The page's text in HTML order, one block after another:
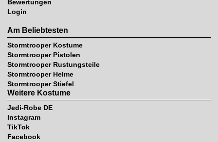
Bewertungen
Login
Am Beliebtesten
Stormtrooper Kostume
Stormtrooper Pistolen
Stormtrooper Rustungsteile
Stormtrooper Helme
Stormtrooper Stiefel
Weitere Kostume
Jedi-Robe DE
Instagram
TikTok
Facebook